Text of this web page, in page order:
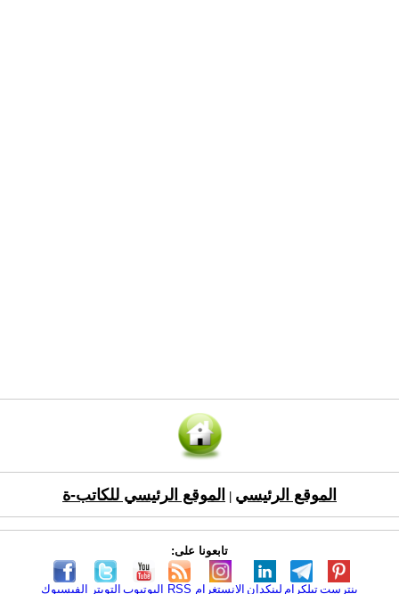
الموقع الرئيسي الموقع الرئيسي للكاتب-ة
تابعونا على:
الفيسبوك التويتر اليوتيوب RSS الانستغرام لينكدإن تيلكرامبنترست